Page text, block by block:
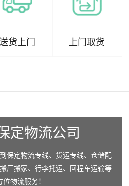
送货上门 上门取货
定物流公司
保定物流专线、货运专线、仓储配
厂搬家、行李托运、回程车运输等
位物流服务！